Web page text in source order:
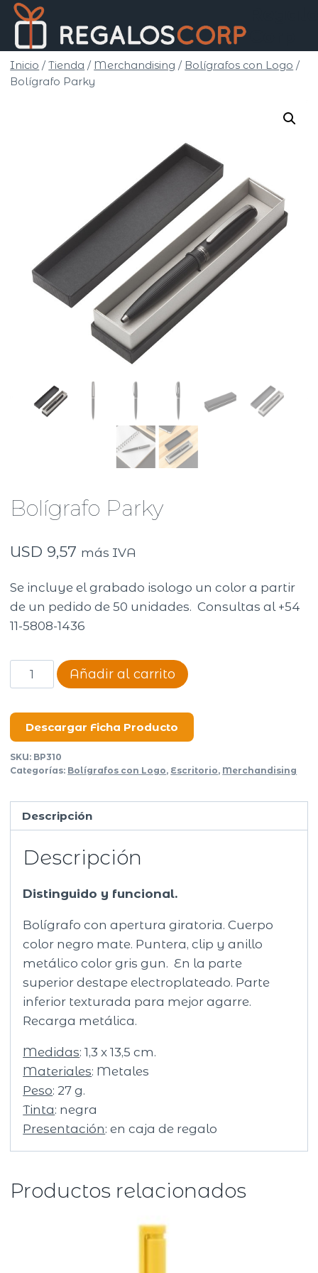
Saltar
contenido
Inicio / Tienda / Merchandising / Bolígrafos con Logo /
Bolígrafo Parky
Bolígrafo Parky
USD 9,57 más IVA
Se incluye el grabado isologo un color a partir
de un pedido de 50 unidades. Consultas al +54
11-5808-1436
Bolígrafo
Parky
Añadir al carrito
Descargar Ficha Producto
SKU: BP310
Categorías: Bolígrafos con Logo, Escritorio, Merchandising
Descripción
Descripción
Distinguido y funcional.
Bolígrafo con apertura giratoria. Cuerpo
color negro mate. Puntera, clip y anillo
metálico color gris gun. En la parte
superior destape electroplateado. Parte
inferior texturada para mejor agarre.
Recarga metálica.
Medidas: 1,3 x 13,5 cm.
Materiales: Metales
Peso: 27 g.
Tinta: negra
Presentación: en caja de regalo
Productos relacionados